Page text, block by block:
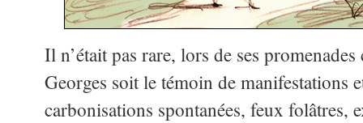
Il n’était pas rare, lors de ses
Georges soit le témoin de manifestations
carbonisations spontanées, feux folâtres,